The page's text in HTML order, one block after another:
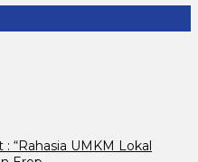
“Rahasia UMKM Lokal